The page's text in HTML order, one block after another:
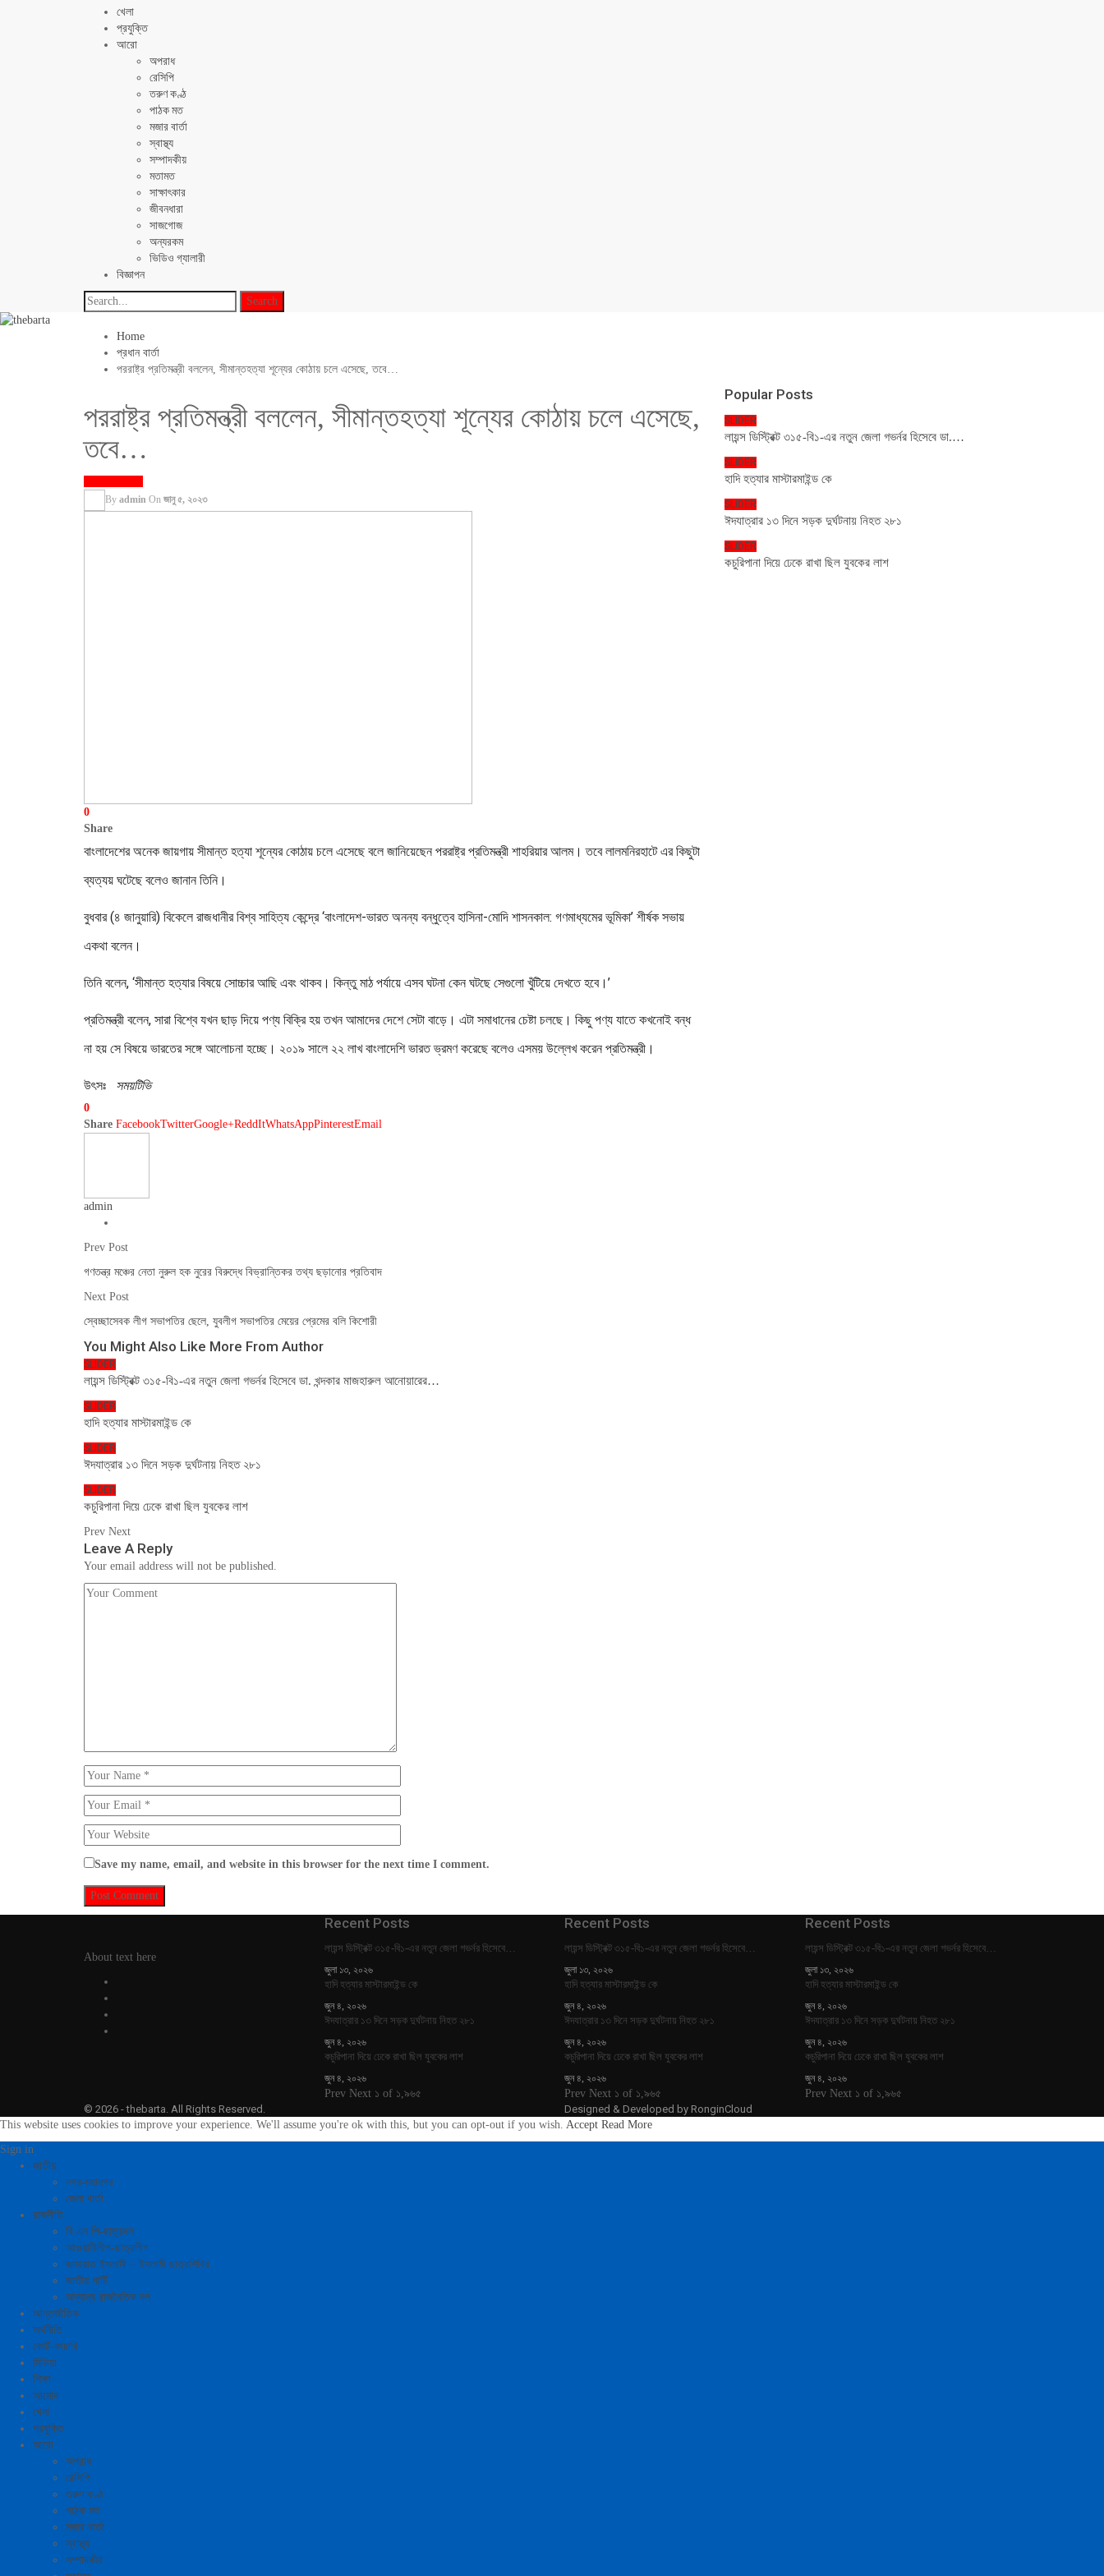
খেলা
প্রযুক্তি
আরো
অপরাধ
রেসিপি
তরুণ কণ্ঠ
পাঠক মত
মজার বার্তা
স্বাস্থ্য
সম্পাদকীয়
মতামত
সাক্ষাৎকার
জীবনধারা
সাজগোজ
অন্যরকম
ভিডিও গ্যালারী
বিজ্ঞাপন
Home
প্রধান বার্তা
পররাষ্ট্র প্রতিমন্ত্রী বললেন, সীমান্তহত্যা শূন্যের কোঠায় চলে এসেছে, তবে…
পররাষ্ট্র প্রতিমন্ত্রী বললেন, সীমান্তহত্যা শূন্যের কোঠায় চলে এসেছে,
তবে…
By admin On জানু ৫, ২০২৩
0
Share
বাংলাদেশের অনেক জায়গায় সীমান্ত হত্যা শূন্যের কোঠায় চলে এসেছে বলে জানিয়েছেন পররাষ্ট্র প্রতিমন্ত্রী শাহরিয়ার আলম। তবে লালমনিরহাটে এর কিছুটা
ব্যত্যয় ঘটেছে বলেও জানান তিনি।
বুধবার (৪ জানুয়ারি) বিকেলে রাজধানীর বিশ্ব সাহিত্য কেন্দ্রে ‘বাংলাদেশ-ভারত অনন্য বন্ধুত্বে হাসিনা-মোদি শাসনকাল: গণমাধ্যমের ভূমিকা’ শীর্ষক সভায়
একথা বলেন।
তিনি বলেন, ‘সীমান্ত হত্যার বিষয়ে সোচ্চার আছি এবং থাকব। কিন্তু মাঠ পর্যায়ে এসব ঘটনা কেন ঘটছে সেগুলো খুঁটিয়ে দেখতে হবে।’
প্রতিমন্ত্রী বলেন, সারা বিশ্বে যখন ছাড় দিয়ে পণ্য বিক্রি হয় তখন আমাদের দেশে সেটা বাড়ে। এটা সমাধানের চেষ্টা চলছে। কিছু পণ্য যাতে কখনোই বন্ধ
না হয় সে বিষয়ে ভারতের সঙ্গে আলোচনা হচ্ছে। ২০১৯ সালে ২২ লাখ বাংলাদেশি ভারত ভ্রমণ করেছে বলেও এসময় উল্লেখ করেন প্রতিমন্ত্রী।
উৎসঃ সময়টিভি
0
Share FacebookTwitterGoogle+ReddItWhatsAppPinterestEmail
admin
Prev Post
গণতন্ত্র মঞ্চের নেতা নুরুল হক নুরের বিরুদ্ধে বিভ্রান্তিকর তথ্য ছড়ানোর প্রতিবাদ
Next Post
স্বেচ্ছাসেবক লীগ সভাপতির ছেলে, যুবলীগ সভাপতির মেয়ের প্রেমের বলি কিশোরী
You Might Also Like More From Author
SLIDER
লায়ন্স ডিস্ট্রিক্ট ৩১৫-বি১-এর নতুন জেলা গভর্নর হিসেবে ডা. খন্দকার মাজহারুল আনোয়ারের…
SLIDER
হাদি হত্যার মাস্টারমাইন্ড কে
SLIDER
ঈদযাত্রার ১৩ দিনে সড়ক দুর্ঘটনায় নিহত ২৮১
SLIDER
কচুরিপানা দিয়ে ঢেকে রাখা ছিল যুবকের লাশ
Prev Next
Leave A Reply
Your email address will not be published.
Save my name, email, and website in this browser for the next time I comment.
Popular Posts
SLIDER
লায়ন্স ডিস্ট্রিক্ট ৩১৫-বি১-এর নতুন জেলা গভর্নর হিসেবে ডা.…
SLIDER
হাদি হত্যার মাস্টারমাইন্ড কে
SLIDER
ঈদযাত্রার ১৩ দিনে সড়ক দুর্ঘটনায় নিহত ২৮১
SLIDER
কচুরিপানা দিয়ে ঢেকে রাখা ছিল যুবকের লাশ
About text here
Recent Posts
লায়ন্স ডিস্ট্রিক্ট ৩১৫-বি১-এর নতুন জেলা গভর্নর হিসেবে…
জুলা ১৩, ২০২৬
হাদি হত্যার মাস্টারমাইন্ড কে
জুন ৪, ২০২৬
ঈদযাত্রার ১৩ দিনে সড়ক দুর্ঘটনায় নিহত ২৮১
জুন ৪, ২০২৬
কচুরিপানা দিয়ে ঢেকে রাখা ছিল যুবকের লাশ
জুন ৪, ২০২৬
Prev Next ১ of ১,৯৬৫
Recent Posts
লায়ন্স ডিস্ট্রিক্ট ৩১৫-বি১-এর নতুন জেলা গভর্নর হিসেবে…
জুলা ১৩, ২০২৬
হাদি হত্যার মাস্টারমাইন্ড কে
জুন ৪, ২০২৬
ঈদযাত্রার ১৩ দিনে সড়ক দুর্ঘটনায় নিহত ২৮১
জুন ৪, ২০২৬
কচুরিপানা দিয়ে ঢেকে রাখা ছিল যুবকের লাশ
জুন ৪, ২০২৬
Prev Next ১ of ১,৯৬৫
Recent Posts
লায়ন্স ডিস্ট্রিক্ট ৩১৫-বি১-এর নতুন জেলা গভর্নর হিসেবে…
জুলা ১৩, ২০২৬
হাদি হত্যার মাস্টারমাইন্ড কে
জুন ৪, ২০২৬
ঈদযাত্রার ১৩ দিনে সড়ক দুর্ঘটনায় নিহত ২৮১
জুন ৪, ২০২৬
কচুরিপানা দিয়ে ঢেকে রাখা ছিল যুবকের লাশ
জুন ৪, ২০২৬
Prev Next ১ of ১,৯৬৫
© 2026 - thebarta. All Rights Reserved.
Designed & Developed by RonginCloud
This website uses cookies to improve your experience. We'll assume you're ok with this, but you can opt-out if you wish. Accept Read More
Sign in
জাতীয়
নগর-মহানগর
জেলা বার্তা
রাজনীতি
বি এন পি-ছাত্রদল
আওয়ামীলীগ-ছাত্রলীগ
জামায়াত ইসলামী – ইসলামী ছাত্রশিবির
জাতীয় পার্টি
অন্যান্য রাজনৈতিক দল
আন্তর্জাতিক
অর্থনীতি
কোর্ট-কাচারি
মিডিয়া
শিক্ষা
আমোদ
খেলা
প্রযুক্তি
আরো
অপরাধ
রেসিপি
তরুণ কণ্ঠ
পাঠক মত
মজার বার্তা
স্বাস্থ্য
সম্পাদকীয়